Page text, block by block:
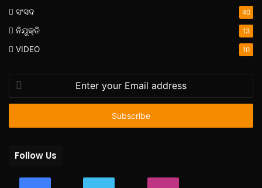
ସଂସଦ 40
ନିଯୁକ୍ତି 13
VIDEO 10
your
Email
Follow Us